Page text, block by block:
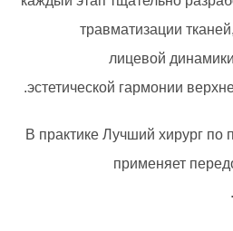
травматизации
лицевой
эстетической гармонии
В практике Лучший хирург по
применяет